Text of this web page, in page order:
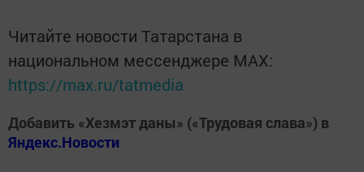
Читайте новости Татарстана в
национальном мессенджере MАХ:
https://max.ru/tatmedia
Добавить «Хезмэт даны» («Трудовая слава») в
Яндекс.Новости